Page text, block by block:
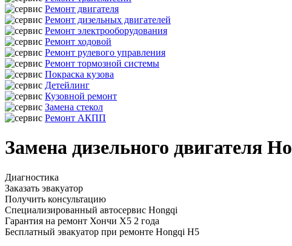
Ремонт двигателя
Ремонт дизельных двигателей
Ремонт электрооборудования
Ремонт ходовой
Ремонт рулевого управления
Ремонт тормозной системы
Покраска кузова
Детейлинг
Кузовной ремонт
Замена стекол
Ремонт АКПП
Замена дизельного двигателя
Диагностика
Заказать эвакуатор
Получить консультацию
Специализированный автосервис Hongqi
Гарантия на ремонт Хончи Х5 2 года
Бесплатный эвакуатор при ремонте Hongqi H5